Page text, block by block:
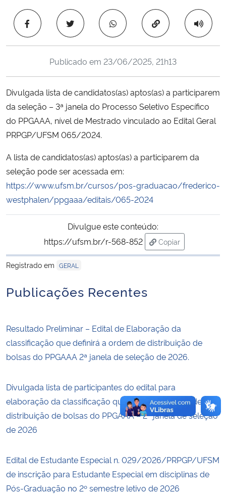
Ministério do Meio Ambiente
Ministério do Turismo
Ministério do Desenvolvimento Regional
Controladoria-Geral da União
Secretaria-Geral
Secretaria de Governo
Banco Central do Brasil
Planalto
Copiar para área
Publicado em 23/06/2025, 21h13
Divulgada lista de candidatos(as) aptos(as) a participarem
da seleção – 3ª janela do Processo Seletivo Específico
do PPGAAA, nível de Mestrado vinculado ao Edital Geral
PRPGP/UFSM 065/2024.
A lista de candidatos(as) aptos(as) a participarem da
seleção pode ser acessada em:
https://www.ufsm.br/cursos/pos-graduacao/frederico-
westphalen/ppgaaa/editais/065-2024
Divulgue este conteúdo:
https://ufsm.br/r-568-852
Copiar
para área de
Registrado em GERAL
Publicações Recentes
Resultado Preliminar – Edital de Elaboração da
classificação que definirá a ordem de distribuição de
bolsas do PPGAAA 2ª janela de seleção de 2026.
Divulgada lista de participantes do edital para
elaboração da classificação que definirá a ordem de
distribuição de bolsas do PPGAAA – 2ª janela de seleção
de 2026
Edital de Estudante Especial n. 029/2026/PRPGP/UFSM
de inscrição para Estudante Especial em disciplinas de
Pós-Graduação no 2º semestre letivo de 2026